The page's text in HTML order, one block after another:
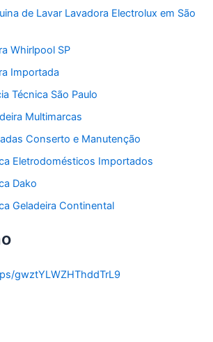
de Lavar Lavadora Electrolux em São
Whirlpool SP
Importada
Técnica São Paulo
Multimarcas
Conserto e Manutenção
Eletrodomésticos Importados
Dako
Geladeira Continental
gwztYLWZHThddTrL9